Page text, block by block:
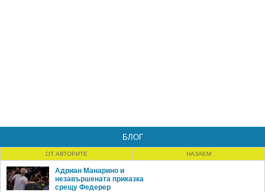
БЛОГ
ОТ АВТОРИТЕ НАЗАЕМ
Адриан Манарино и
незавършената приказка
срещу Федерер